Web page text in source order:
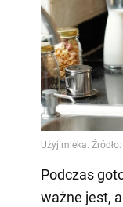
Podczas
ważne jest,